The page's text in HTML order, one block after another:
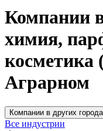
Компании
химия,
косметика
Аграрном
Компании в других
Все индустрии